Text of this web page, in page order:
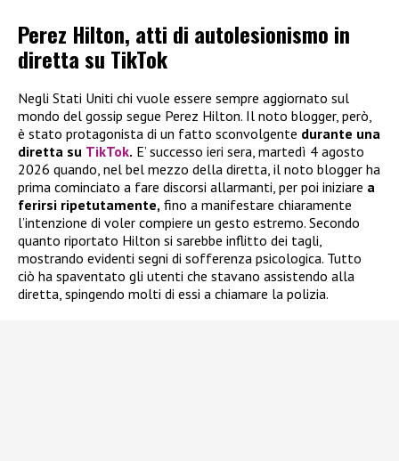
Perez Hilton, atti di autolesionismo in
diretta su TikTok
Negli Stati Uniti chi vuole essere sempre aggiornato sul
mondo del gossip segue Perez Hilton. Il noto blogger, però,
è stato protagonista di un fatto sconvolgente durante una
diretta su TikTok. E’ successo ieri sera, martedì 4 agosto
2026 quando, nel bel mezzo della diretta, il noto blogger ha
prima cominciato a fare discorsi allarmanti, per poi iniziare a
ferirsi ripetutamente, fino a manifestare chiaramente
l’intenzione di voler compiere un gesto estremo. Secondo
quanto riportato Hilton si sarebbe inflitto dei tagli,
mostrando evidenti segni di sofferenza psicologica. Tutto
ciò ha spaventato gli utenti che stavano assistendo alla
diretta, spingendo molti di essi a chiamare la polizia.